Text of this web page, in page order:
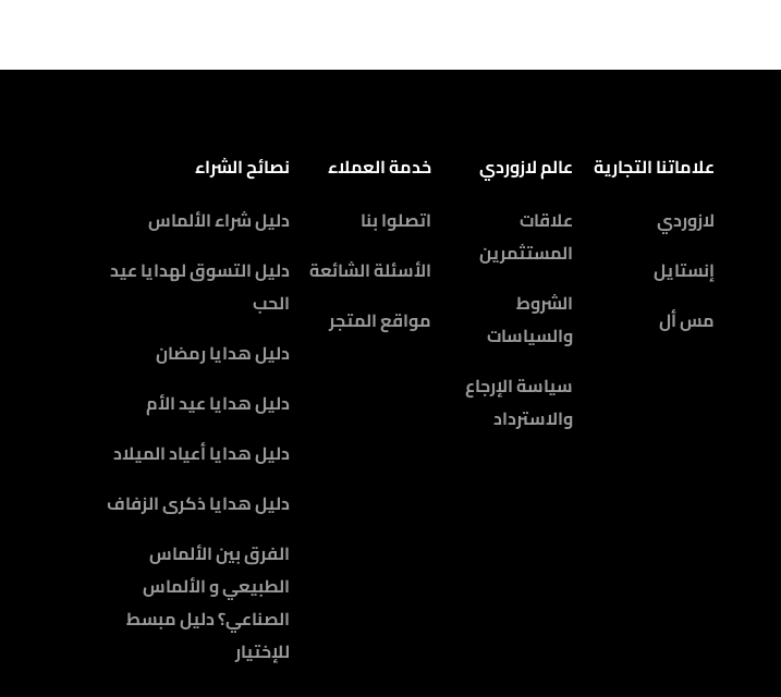
علاماتنا التجارية
لازوردي
إنستايل
مس أل
عالم لازوردي
علاقات
المستثمرين
الشروط
والسياسات
سياسة الإرجاع
والاسترداد
خدمة العملاء
اتصلوا بنا
الأسئلة الشائعة
مواقع المتجر
نصائح الشراء
دليل شراء الألماس
دليل التسوق لهدايا عيد
الحب
دليل هدايا رمضان
دليل هدايا عيد الأم
دليل هدايا أعياد الميلاد
دليل هدايا ذكرى الزفاف
الفرق بين الألماس
الطبيعي و الألماس
الصناعي؟ دليل مبسط
للإختيار